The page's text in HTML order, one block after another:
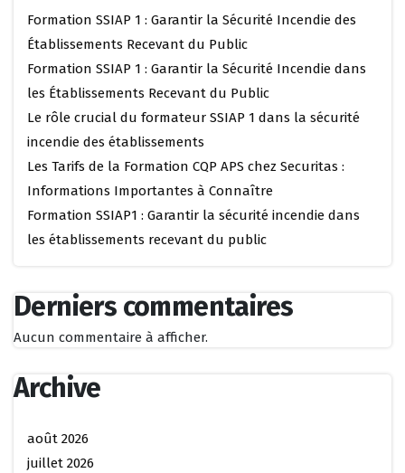
Formation SSIAP 1 : Garantir la Sécurité Incendie des
Établissements Recevant du Public
Formation SSIAP 1 : Garantir la Sécurité Incendie dans
les Établissements Recevant du Public
Le rôle crucial du formateur SSIAP 1 dans la sécurité
incendie des établissements
Les Tarifs de la Formation CQP APS chez Securitas :
Informations Importantes à Connaître
Formation SSIAP1 : Garantir la sécurité incendie dans
les établissements recevant du public
Derniers commentaires
Aucun commentaire à afficher.
Archive
août 2026
juillet 2026